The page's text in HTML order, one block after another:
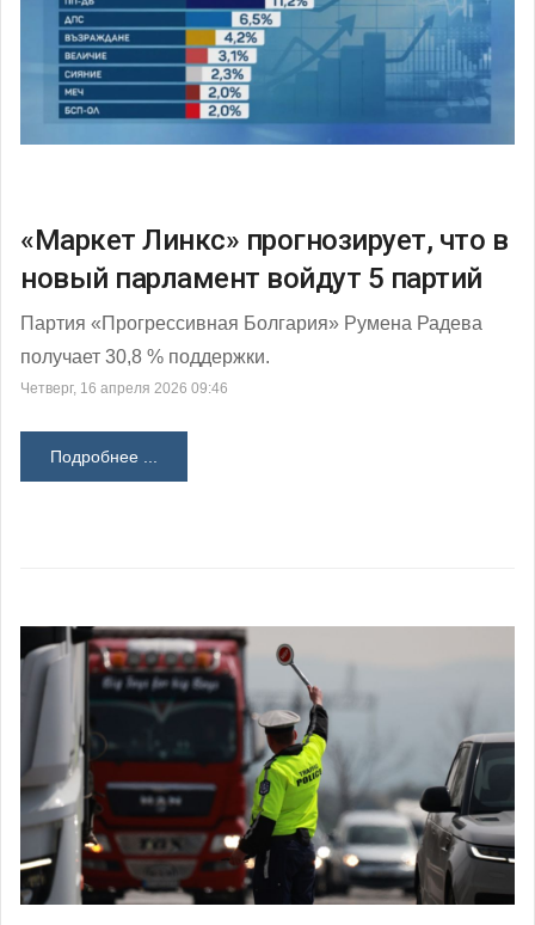
«Маркет Линкс» прогнозирует, что в
новый парламент войдут 5 партий
Партия «Прогрессивная Болгария» Румена Радева
получает 30,8 % поддержки.
Четверг, 16 апреля 2026 09:46
Подробнее ...